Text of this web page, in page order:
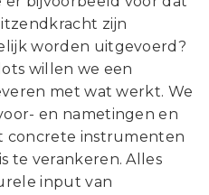
zijn
worden uitgevoerd?
willen we een
met wat werkt. We
en nametingen en
concrete instrumenten
te verankeren. Alles
input van